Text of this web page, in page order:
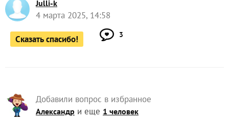
Julli-k
4 марта 2025, 14:58
Сказать спасибо! 3
Добавили вопрос в избранное
Александр и еще 1 человек